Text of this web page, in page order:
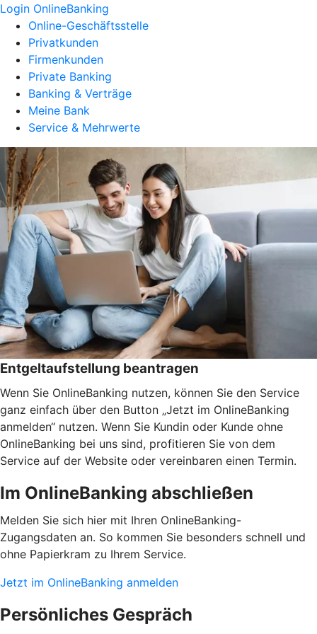
Login OnlineBanking
Online-Geschäftsstelle
Privatkunden
Firmenkunden
Private Banking
Banking & Verträge
Meine Bank
Service & Mehrwerte
Entgeltaufstellung beantragen
Wenn Sie OnlineBanking nutzen, können Sie den Service
ganz einfach über den Button „Jetzt im OnlineBanking
anmelden“ nutzen. Wenn Sie Kundin oder Kunde ohne
OnlineBanking bei uns sind, profitieren Sie von dem
Service auf der Website oder vereinbaren einen Termin.
Im OnlineBanking abschließen
Melden Sie sich hier mit Ihren OnlineBanking-
Zugangsdaten an. So kommen Sie besonders schnell und
ohne Papierkram zu Ihrem Service.
Jetzt im OnlineBanking anmelden
Persönliches Gespräch